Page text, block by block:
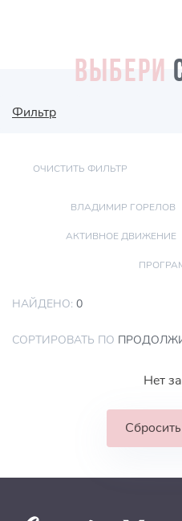
ВЫБЕРИ
Фильтр
ОЧИСТИТЬ ФИЛЬТР
ВЛАДИМИР ГОРЕЛОВ
АКТИВНОЕ ДВИЖЕНИЕ
НАЙДЕНО: 0
СОРТИРОВАТЬ ПО
Нет